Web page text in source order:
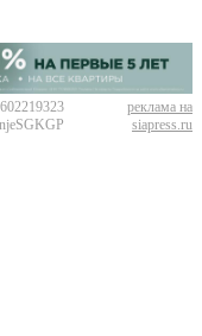
реклама на
siapress.ru